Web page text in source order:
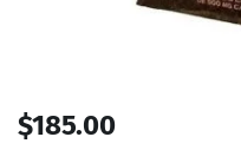
$185.00